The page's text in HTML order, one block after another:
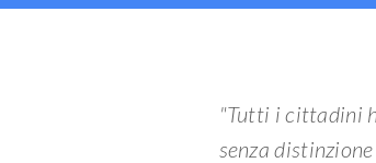
"Tutti i cittadini
senza